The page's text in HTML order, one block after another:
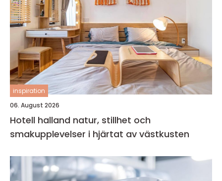
inspiration
06. August 2026
Hotell halland natur, stillhet och
smakupplevelser i hjärtat av västkusten